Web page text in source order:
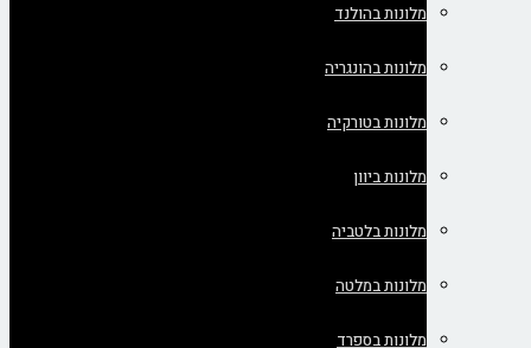
מלונות בהולנד
מלונות בהונגריה
מלונות בטורקיה
מלונות ביוון
מלונות בלטביה
מלונות במלטה
מלונות בספרד